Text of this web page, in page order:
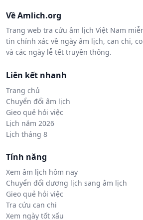
Về Amlich.org
Trang web tra cứu âm lịch Việt Nam
tin chính xác về ngày âm lịch, can chi,
và các ngày lễ tết truyền thống.
Liên kết nhanh
Trang chủ
Chuyển đổi âm lịch
Gieo quẻ hỏi việc
Lịch năm 2026
Lịch tháng 8
Tính năng
Xem âm lịch hôm nay
Chuyển đổi dương lịch sang âm lịch
Gieo quẻ hỏi việc
Tra cứu can chi
Xem ngày tốt xấu